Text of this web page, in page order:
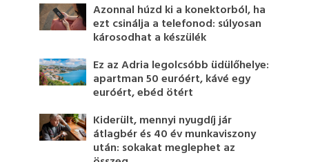
Azonnal húzd ki a konektorból, ha
ezt csinálja a telefonod: súlyosan
károsodhat a készülék
Ez az Adria legolcsóbb üdülőhelye:
apartman 50 euróért, kávé egy
euróért, ebéd ötért
Kiderült, mennyi nyugdíj jár
átlagbér és 40 év munkaviszony
után: sokakat meglephet az